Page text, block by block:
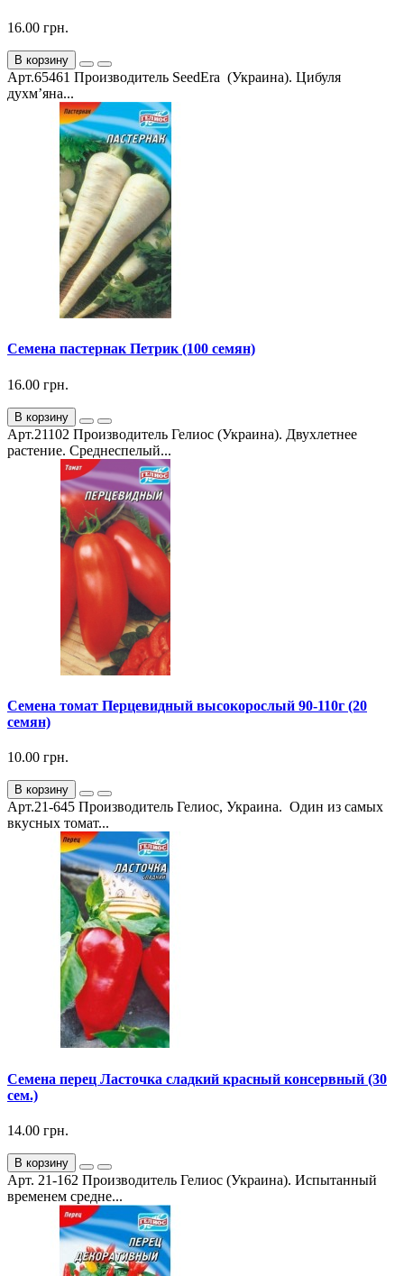
16.00 грн.
В корзину
Арт.65461 Производитель SeedEra (Украина). Цибуля
духм’яна...
Семена пастернак Петрик (100 семян)
16.00 грн.
В корзину
Арт.21102 Производитель Гелиос (Украина). Двухлетнее
растение. Среднеспелый...
Семена томат Перцевидный высокорослый 90-110г (20
семян)
10.00 грн.
В корзину
Арт.21-645 Производитель Гелиос, Украина. Один из самых
вкусных томат...
Семена перец Ласточка сладкий красный консервный (30
сем.)
14.00 грн.
В корзину
Арт. 21-162 Производитель Гелиос (Украина). Испытанный
временем средне...